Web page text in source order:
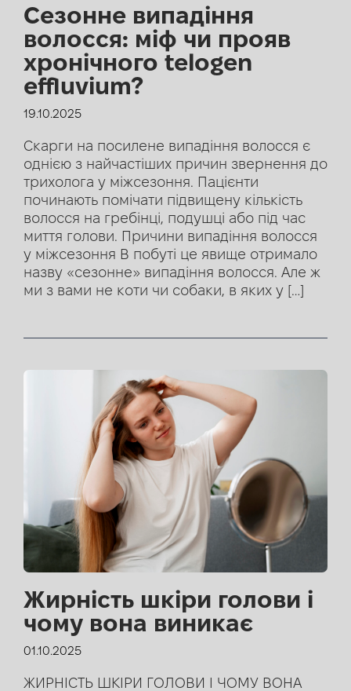
Сезонне випадіння
волосся: міф чи прояв
хронічного telogen
effluvium?
19.10.2025
Скарги на посилене випадіння волосся є
однією з найчастіших причин звернення до
трихолога у міжсезоння. Пацієнти
починають помічати підвищену кількість
волосся на гребінці, подушці або під час
миття голови. Причини випадіння волосся
у міжсезоння В побуті це явище отримало
назву «сезонне» випадіння волосся. Але ж
ми з вами не коти чи собаки, в яких у […]
Жирність шкіри голови і
чому вона виникає
01.10.2025
ЖИРНІСТЬ ШКІРИ ГОЛОВИ І ЧОМУ ВОНА